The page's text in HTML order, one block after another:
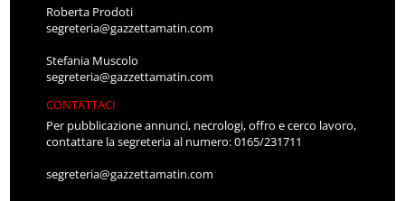
Roberta Prodoti
segreteria@gazzettamatin.com
Stefania Muscolo
segreteria@gazzettamatin.com
CONTATTACI
Per pubblicazione annunci, necrologi, offro e cerco lavoro,
contattare la segreteria al numero: 0165/231711
segreteria@gazzettamatin.com